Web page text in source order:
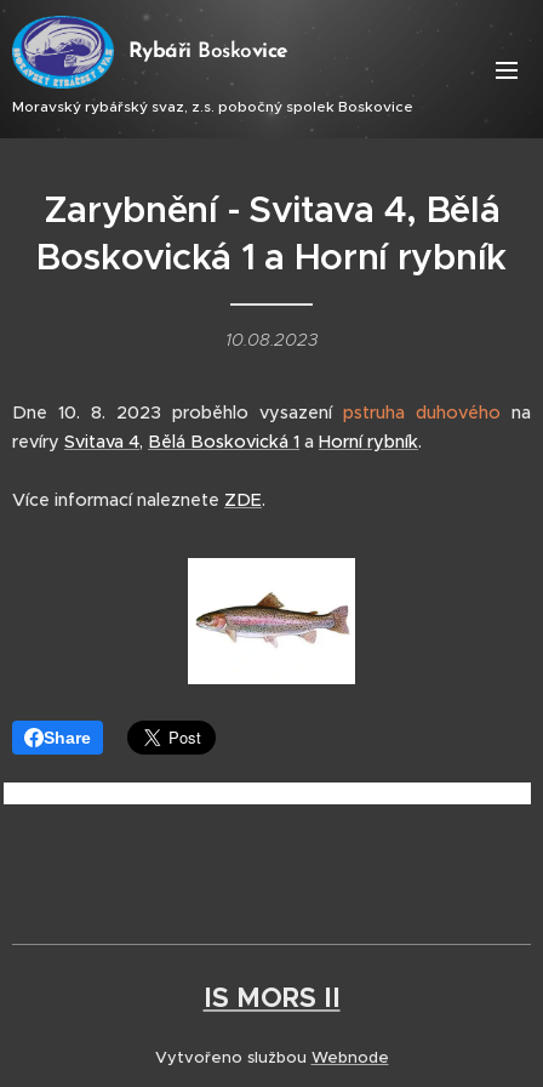
Rybáři Boskovice
Moravský rybářský svaz, z.s. pobočný spolek Boskovice
Zarybnění - Svitava 4, Bělá
Boskovická 1 a Horní rybník
10.08.2023
Dne 10. 8. 2023 proběhlo vysazení pstruha duhového na
revíry Svitava 4, Bělá Boskovická 1 a Horní rybník.
Více informací naleznete ZDE.
Share
IS MORS II
Vytvořeno službou Webnode